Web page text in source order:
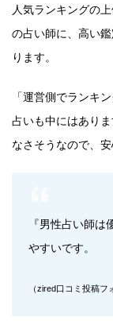
人気ランキングの
の占い師に、高い
ります。
「運営側でランキ
占いも中にはあり
なさそうなので、
『男性占い師
やすいです。
（zired口コミ投稿フ